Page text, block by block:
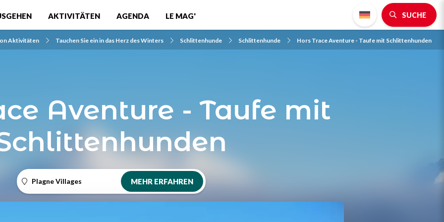
AKTIVITÄTEN AGENDA LE MAG' SUCHE
Aktivitäten Tauchen Sie ein in das Herz des Winters Schlittenhunde Schlittenhunde Hors Trace Aventure - Taufe mit Schlittenhunden
Aventure - Taufe mit
Plagne Villages MEHR ERFAHREN